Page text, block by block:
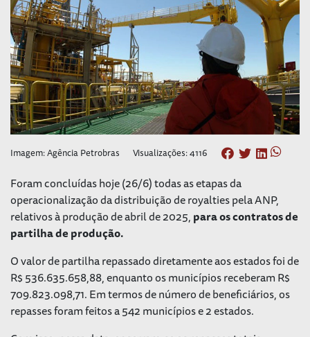
Imagem: Agência Petrobras Visualizações: 4116
Foram concluídas hoje (26/6) todas as etapas da
operacionalização da distribuição de royalties pela ANP,
relativos à produção de abril de 2025,para os contratos de
partilha de produção.
O valor de partilha repassado diretamente aos estados foi de
R$ 536.635.658,88, enquanto os municípios receberam R$
709.823.098,71. Em termos de número de beneficiários, os
repasses foram feitos a 542 municípios e 2 estados.